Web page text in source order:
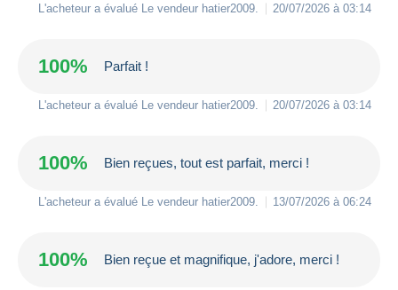
L'acheteur a évalué Le vendeur hatier2009 20/07/2026 à 03:14
100% Parfait !
L'acheteur a évalué Le vendeur hatier2009 20/07/2026 à 03:14
100% Bien reçues, tout est parfait, merci !
L'acheteur a évalué Le vendeur hatier2009 13/07/2026 à 06:24
100% Bien reçue et magnifique, j'adore, merci !